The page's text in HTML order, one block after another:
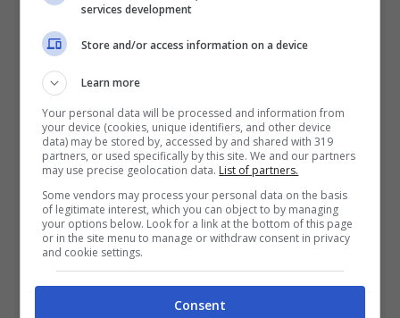
scampato.
Quando è stata contattata la madre era
convinta che la figlia fosse all’asilo.
donna sarà sottoposta ad accertamenti
per verificare le sue condizioni psichiche
ed eventuali responsabilità.
Del caso di è occupato ilCorriere della
services development
Store and/or access information on a device
Learn more
Your personal data will be processed and information from
your device (cookies, unique identifiers, and other device
data) may be stored by, accessed by and shared with 319
partners, or used specifically by this site. We and our partners
may use precise geolocation data. List of partners.
Some vendors may process your personal data on the basis
of legitimate interest, which you can object to by managing
your options below. Look for a link at the bottom of this page
or in the site menu to manage or withdraw consent in privacy
and cookie settings.
Consent